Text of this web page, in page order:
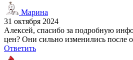
Марина
31 октября 2024
Алексей, спасибо за подробную
цен? Они сильно изменились после
Ответить